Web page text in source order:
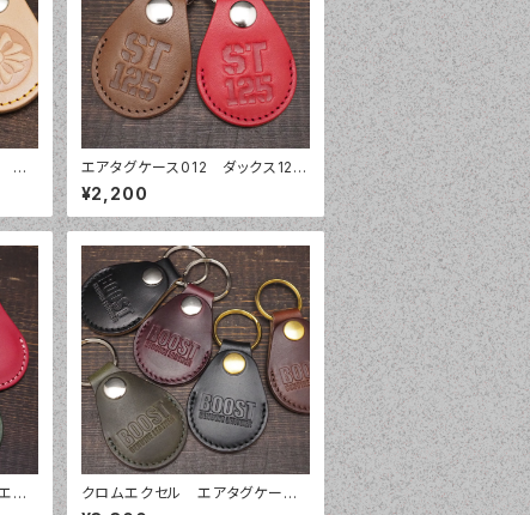
エ
エアタグケース012 ダックス125
ST125 DAX125 本革レザー エ
アタグ ケース カバー AirTag 栃
木レザー 姫路レザー キーホル
¥2,200
ア
クロムエクセル エアタグケー
ス コインキーホルダー 本革レ